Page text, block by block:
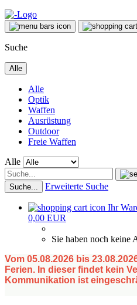
Suche
Alle
Alle
Optik
Waffen
Ausrüstung
Outdoor
Freie Waffen
Alle
Suche... Erweiterte Suche
Ihr
0,00 EUR
Sie haben noch keine
Vom 05.08.2026 bis
Ferien. In dieser findet kein
Kommunikation ist